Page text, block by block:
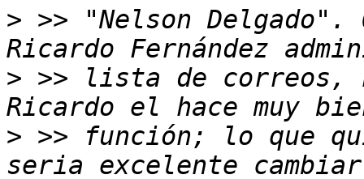
> >> "Nelson Delgado".
> >> lista de correos,
> >> función; lo que